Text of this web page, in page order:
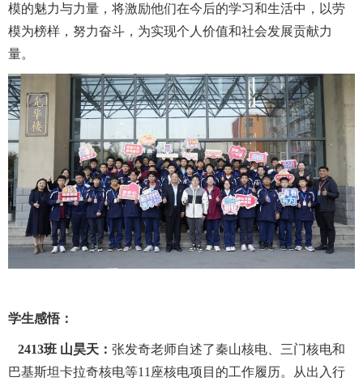
模的魅力与力量，将激励他们在今后的学习和生活中，以劳
模为榜样，努力奋斗，为实现个人价值和社会发展贡献力
量。
学生感悟：
2413班 山昊天： 张发奇老师自述了秦山核电、三门核电和
巴基斯坦卡拉奇核电等11 座核电项目的工作履历。从出入行